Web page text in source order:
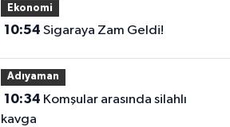
Ekonomi
10:54 Sigaraya Zam Geldi!
Adıyaman
10:34
kavga